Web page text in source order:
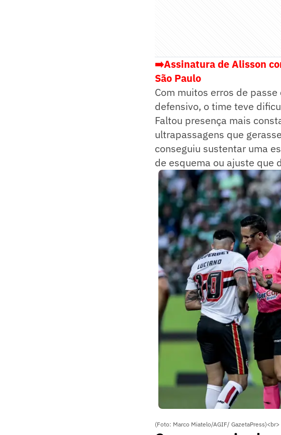
➡️Assinatura de Alisson
São Paulo
Com muitos erros de
defensivo, o time teve
Faltou presença mais
ultrapassagens que
conseguiu sustentar uma
de esquema ou ajuste que
(Foto: Marco Miatelo/AGIF/ GazetaPress)<br>